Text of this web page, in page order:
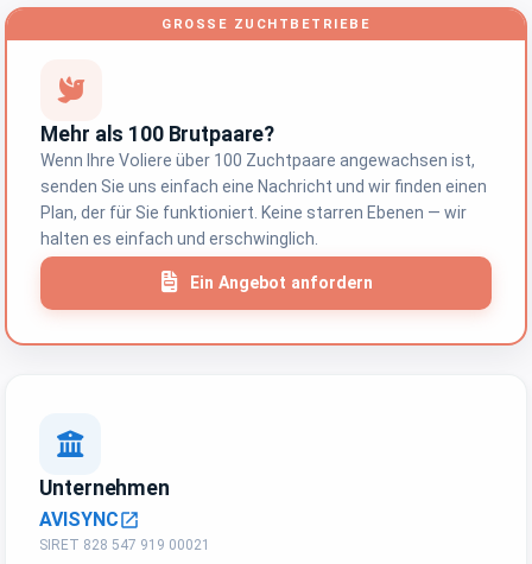
GROSSE ZUCHTBETRIEBE
Mehr als 100 Brutpaare?
Wenn Ihre Voliere über 100 Zuchtpaare angewachsen ist,
senden Sie uns einfach eine Nachricht und wir finden einen
Plan, der für Sie funktioniert. Keine starren Ebenen — wir
halten es einfach und erschwinglich.
Ein Angebot anfordern
Unternehmen
AVISYNCopen_in_new
SIRET 828 547 919 00021